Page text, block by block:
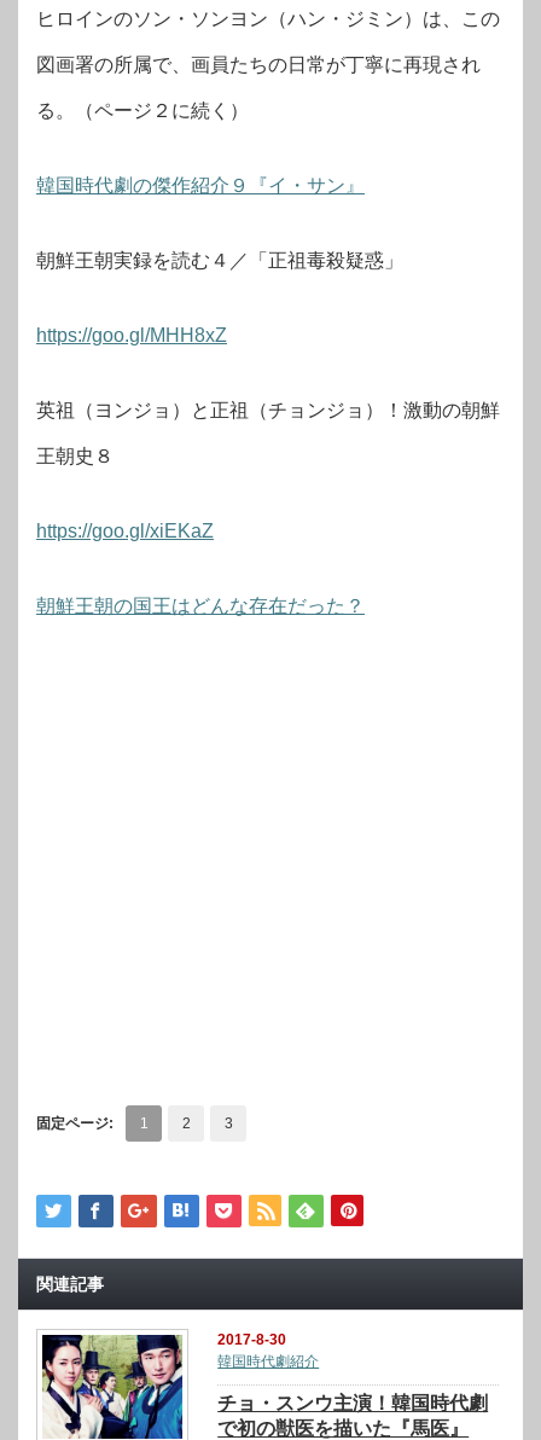
ヒロインのソン・ソンヨン（ハン・ジミン）は、この
図画署の所属で、画員たちの日常が丁寧に再現され
る。（ページ２に続く）
韓国時代劇の傑作紹介９『イ・サン』
朝鮮王朝実録を読む４／「正祖毒殺疑惑」
https://goo.gl/MHH8xZ
英祖（ヨンジョ）と正祖（チョンジョ）！激動の朝鮮
王朝史８
https://goo.gl/xiEKaZ
朝鮮王朝の国王はどんな存在だった？
固定ページ: 1 2 3
関連記事
2017-8-30
韓国時代劇紹介
チョ・スンウ主演！韓国時代劇
で初の獣医を描いた『馬医』